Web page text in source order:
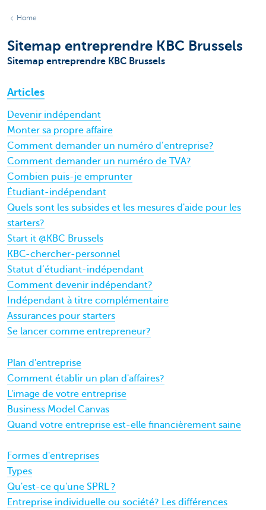
Home
Sitemap entreprendre KBC Brussels
Sitemap entreprendre KBC Brussels
Articles
Devenir indépendant
Monter sa propre affaire
Comment demander un numéro d’entreprise?
Comment demander un numéro de TVA?
Combien puis-je emprunter
Étudiant-indépendant
Quels sont les subsides et les mesures d'aide pour les
starters?
Start it @KBC Brussels
KBC-chercher-personnel
Statut d’étudiant-indépendant
Comment devenir indépendant?
Indépendant à titre complémentaire
Assurances pour starters
Se lancer comme entrepreneur?
Plan d'entreprise
Comment établir un plan d'affaires?
L'image de votre entreprise
Business Model Canvas
Quand votre entreprise est-elle financièrement saine
Formes d'entreprises
Types
Qu'est-ce qu'une SPRL ?
Entreprise individuelle ou société? Les différences